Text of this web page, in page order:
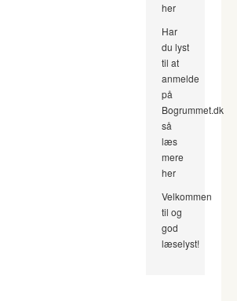
her
Har
du lyst
til at
anmelde
på
Bogrummet.dk
så
læs
mere
her
Velkommen
til og
god
læselyst!